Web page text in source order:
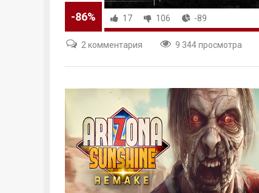
-86% 17 106 -89
2 комментария 9 344 просмотра